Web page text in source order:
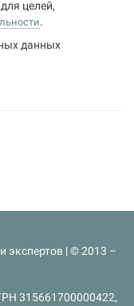
целей,
.
данных
экспертов | © 2013 –
315661700000422,